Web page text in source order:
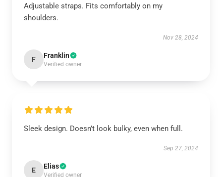
Adjustable straps. Fits comfortably on my
shoulders.
Nov 28, 2024
F Franklin
Verified owner
Sleek design. Doesn’t look bulky, even when full.
Sep 27, 2024
E Elias
Verified owner